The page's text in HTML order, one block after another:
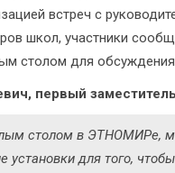
встреч с
школ, участники
столом для обсуждения
первый
столом в ЭТНОМИРе,
установки для того,